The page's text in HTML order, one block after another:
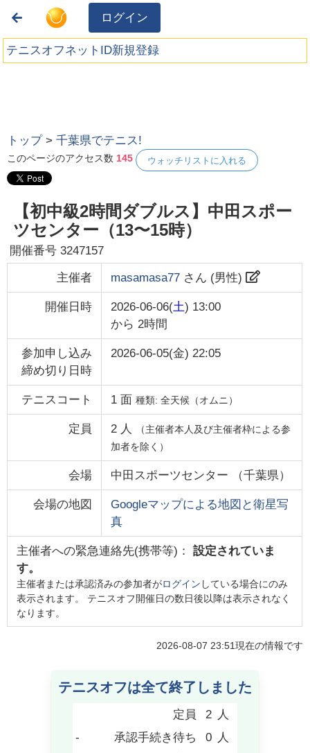
ログイン
テニスオフネットID新規登録
トップ >千葉県でテニス!
このページのアクセス数 145 ウォッチリストに入れる
【初中級2時間ダブルス】中田スポー
ツセンター（13〜15時）
開催番号3247157
主催者 masamasa77さん (男性)
開催日時 2026-06-06(土) 13:00
から 2時間
参加申し込み
締め切り日時
2026-06-05(金) 22:05
テニスコート 1面 種類: 全天候（オムニ）
定員 2 人
（主催者本人及び主催者枠による参
加者を除く）
会場 中田スポーツセンター （千葉県）
会場の地図
Googleマップによる地図と衛星写
真
主催者への緊急連絡先(携帯等)： 設定されていま
す。
主催者または承認済みの参加者がログイン している場合にのみ
表示されます。 テニスオフ開催日の数日後以降は表示されなく
なります。
2026-08-07 23:51現在の情報です
テニスオフは全て終了しました
定員 2 人
-
承認手続き待ち 0 人